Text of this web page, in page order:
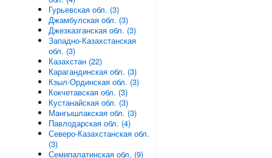
Гурьевская обл. (3)
Джамбулская обл. (3)
Джезказганская обл. (3)
Западно-Казахстанская
обл. (3)
Казахстан (22)
Карагандинская обл. (3)
Кзыл-Ординская обл. (3)
Кокчетавская обл. (3)
Кустанайская обл. (3)
Мангышлакская обл. (3)
Павлодарская обл. (4)
Северо-Казахстанская обл.
(3)
Семипалатинская обл. (9)